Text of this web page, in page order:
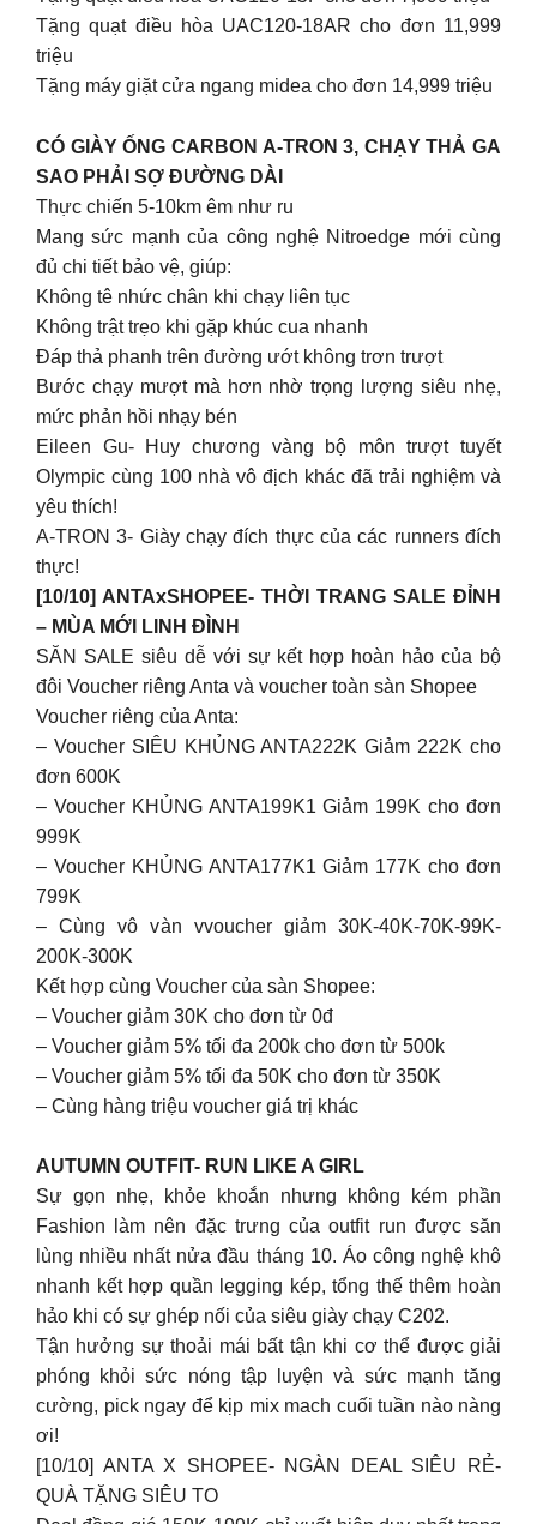
Tặng quạt điều hòa UAC120-18AR cho đơn 11,999
triệu
Tặng máy giặt cửa ngang midea cho đơn 14,999 triệu
CÓ GIÀY ỐNG CARBON A-TRON 3, CHẠY THẢ GA
SAO PHẢI SỢ ĐƯỜNG DÀI
Thực chiến 5-10km êm như ru
Mang sức mạnh của công nghệ Nitroedge mới cùng
đủ chi tiết bảo vệ, giúp:
Không tê nhức chân khi chạy liên tục
Không trật trẹo khi gặp khúc cua nhanh
Đáp thả phanh trên đường ướt không trơn trượt
Bước chạy mượt mà hơn nhờ trọng lượng siêu nhẹ,
mức phản hồi nhạy bén
Eileen Gu- Huy chương vàng bộ môn trượt tuyết
Olympic cùng 100 nhà vô địch khác đã trải nghiệm và
yêu thích!
A-TRON 3- Giày chạy đích thực của các runners đích
thực!
[10/10] ANTAxSHOPEE- THỜI TRANG SALE ĐỈNH
– MÙA MỚI LINH ĐÌNH
SĂN SALE siêu dễ với sự kết hợp hoàn hảo của bộ
đôi Voucher riêng Anta và voucher toàn sàn Shopee
Voucher riêng của Anta:
– Voucher SIÊU KHỦNG ANTA222K Giảm 222K cho
đơn 600K
– Voucher KHỦNG ANTA199K1 Giảm 199K cho đơn
999K
– Voucher KHỦNG ANTA177K1 Giảm 177K cho đơn
799K
– Cùng vô vàn vvoucher giảm 30K-40K-70K-99K-
200K-300K
Kết hợp cùng Voucher của sàn Shopee:
– Voucher giảm 30K cho đơn từ 0đ
– Voucher giảm 5% tối đa 200k cho đơn từ 500k
– Voucher giảm 5% tối đa 50K cho đơn từ 350K
– Cùng hàng triệu voucher giá trị khác
AUTUMN OUTFIT- RUN LIKE A GIRL
Sự gọn nhẹ, khỏe khoắn nhưng không kém phần
Fashion làm nên đặc trưng của outfit run được săn
lùng nhiều nhất nửa đầu tháng 10. Áo công nghệ khô
nhanh kết hợp quần legging kép, tổng thế thêm hoàn
hảo khi có sự ghép nối của siêu giày chạy C202.
Tận hưởng sự thoải mái bất tận khi cơ thể được giải
phóng khỏi sức nóng tập luyện và sức mạnh tăng
cường, pick ngay để kịp mix mach cuối tuần nào nàng
ơi!
[10/10] ANTA X SHOPEE- NGÀN DEAL SIÊU RẺ-
QUÀ TẶNG SIÊU TO